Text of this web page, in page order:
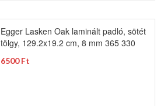
Egger Lasken Oak laminált padló, sötét
tölgy, 129.2x19.2 cm, 8 mm 365 330
6500 Ft